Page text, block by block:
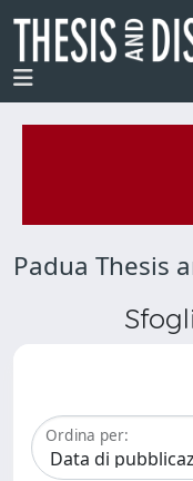
Padua Thesis
Ordina per: